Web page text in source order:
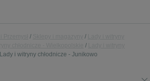
Lady i witryny chłodnicze - Junikowo